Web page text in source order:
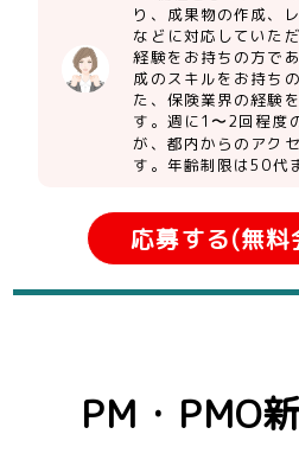
り、成果物の作成、
などに対応していた
経験をお持ちの方で
成のスキルをお持ち
た、保険業界の経験
す。週に1〜2回程度
が、都内からのアク
す。年齢制限は50代
応募する(無料
PM・PMO